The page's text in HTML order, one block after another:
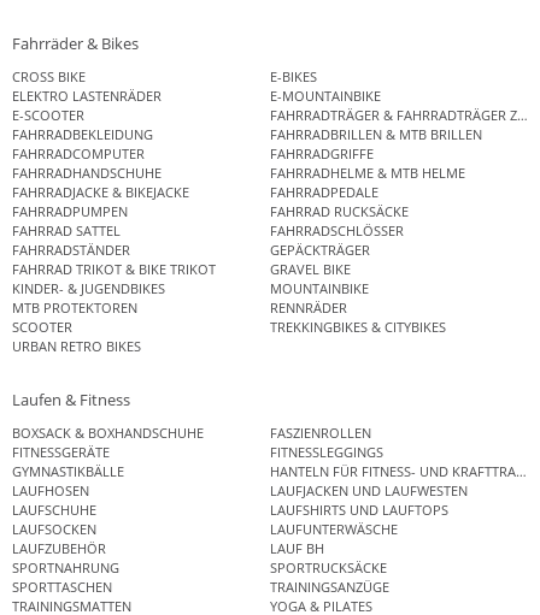
Fahrräder & Bikes
CROSS BIKE
E-BIKES
ELEKTRO LASTENRÄDER
E-MOUNTAINBIKE
E-SCOOTER
FAHRRADTRÄGER & FAHRRADTRÄGER
FAHRRADBEKLEIDUNG
FAHRRADBRILLEN & MTB BRILLEN
FAHRRADCOMPUTER
FAHRRADGRIFFE
FAHRRADHANDSCHUHE
FAHRRADHELME & MTB HELME
FAHRRADJACKE & BIKEJACKE
FAHRRADPEDALE
FAHRRADPUMPEN
FAHRRAD RUCKSÄCKE
FAHRRAD SATTEL
FAHRRADSCHLÖSSER
FAHRRADSTÄNDER
GEPÄCKTRÄGER
FAHRRAD TRIKOT & BIKE TRIKOT
GRAVEL BIKE
KINDER- & JUGENDBIKES
MOUNTAINBIKE
MTB PROTEKTOREN
RENNRÄDER
SCOOTER
TREKKINGBIKES & CITYBIKES
URBAN RETRO BIKES
Laufen & Fitness
BOXSACK & BOXHANDSCHUHE
FASZIENROLLEN
FITNESSGERÄTE
FITNESSLEGGINGS
GYMNASTIKBÄLLE
HANTELN FÜR FITNESS- UND
LAUFHOSEN
LAUFJACKEN UND LAUFWESTEN
LAUFSCHUHE
LAUFSHIRTS UND LAUFTOPS
LAUFSOCKEN
LAUFUNTERWÄSCHE
LAUFZUBEHÖR
LAUF BH
SPORTNAHRUNG
SPORTRUCKSÄCKE
SPORTTASCHEN
TRAININGSANZÜGE
TRAININGSMATTEN
YOGA & PILATES